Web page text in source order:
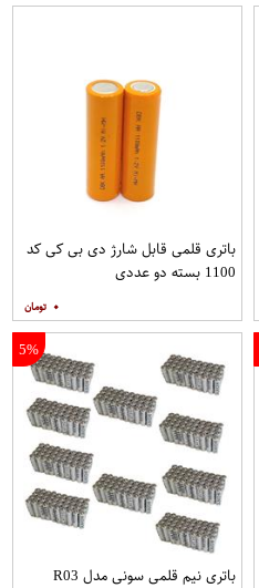
باتری قلمی قابل شارژ دی بی کی کد
1100 بسته دو عددی
۰
5%
باتری نیم قلمی سونی مدل R03